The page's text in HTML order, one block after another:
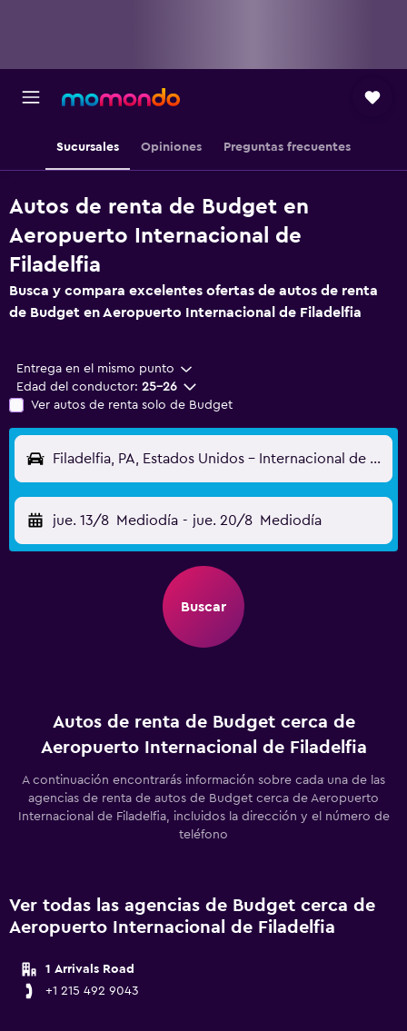
Sucursales Opiniones Preguntas frecuentes
Autos de renta de Budget en
Aeropuerto Internacional de
Filadelfia
Busca y compara excelentes ofertas de autos de renta
de Budget en Aeropuerto Internacional de Filadelfia
Entrega en el mismo punto
Edad del conductor: 25-26
Ver autos de renta solo de Budget
Filadelfia, PA, Estados Unidos - Internacional de Filadelfia (PHL)
jue. 13/8 Mediodía - jue. 20/8 Mediodía
Buscar
Autos de renta de Budget cerca de
Aeropuerto Internacional de Filadelfia
A continuación encontrarás información sobre cada una de las
agencias de renta de autos de Budget cerca de Aeropuerto
Internacional de Filadelfia, incluidos la dirección y el número de
teléfono
Ver todas las agencias de Budget cerca de
Aeropuerto Internacional de Filadelfia
1 Arrivals Road
+1 215 492 9043